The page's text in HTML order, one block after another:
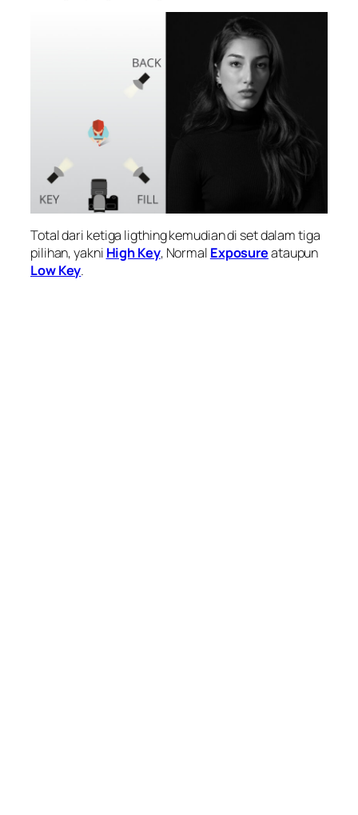
Total dari ketiga ligthing kemudian di set dalam tiga
pilihan, yakni High Key, Normal Exposureataupun
Low Key.